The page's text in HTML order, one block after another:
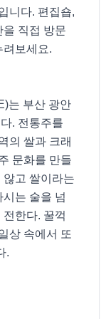
니다. 편집숍,
을 직접 방문
려보세요.
는 부산 광안
. 전통주를
의 쌀과 크래
문화를 만들
않고 쌀이라는
는 술을 넘
한다. 꿀꺽
상 속에서 또
.